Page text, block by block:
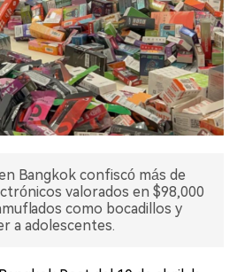
Bangkok confiscó más de
valorados en $98,000
como bocadillos y
a adolescentes.